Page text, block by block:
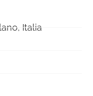
Italia